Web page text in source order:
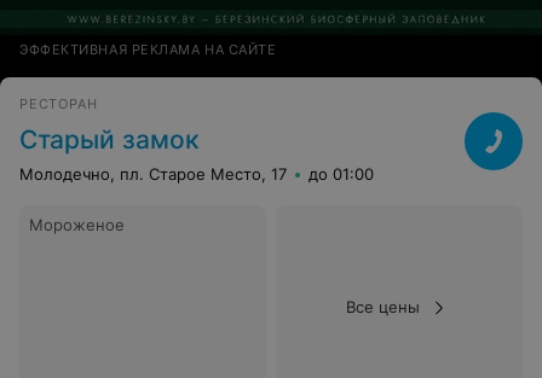
ЭФФЕКТИВНАЯ РЕКЛАМА НА САЙТЕ
РЕСТОРАН
Старый замок
Молодечно, пл. Старое Место, 17 до 01:00
Мороженое
Все цены